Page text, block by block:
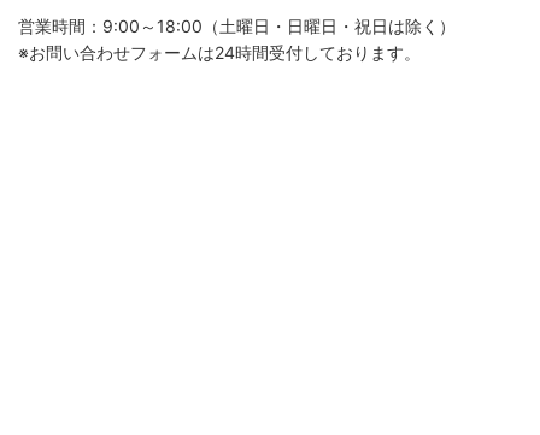
営業時間：9:00～18:00（土曜日・日曜日・祝日は除く）
※お問い合わせフォームは24時間受付しております。